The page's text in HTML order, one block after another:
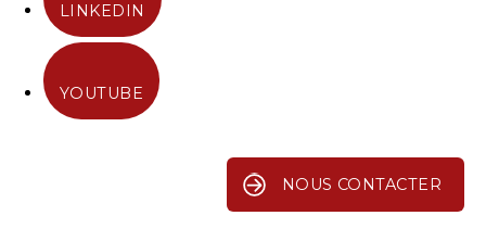
LINKEDIN
YOUTUBE
NOUS CONTACTER